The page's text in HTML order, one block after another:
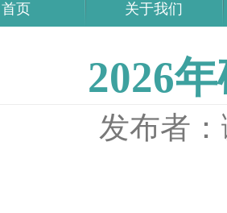
首页 关于我们
2026
发布者